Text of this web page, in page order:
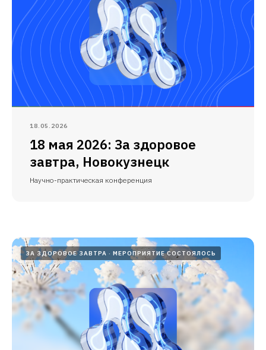
18.05.2026
18 мая 2026: За здоровое
завтра, Новокузнецк
Научно-практическая конференция
ЗА ЗДОРОВОЕ ЗАВТРА МЕРОПРИЯТИЕ СОСТОЯЛОСЬ